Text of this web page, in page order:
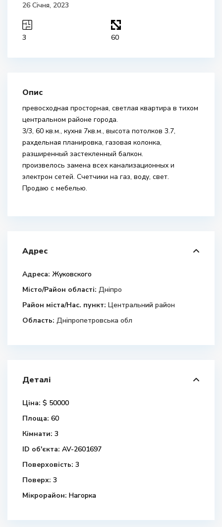
26 Січня, 2023
3 60
Опис
превосходная просторная, светлая квартира в тихом
центральном районе города.
3/3, 60 кв.м., кухня 7кв.м., высота потолков 3.7,
рахдельная планировка, газовая колонка,
разширенный застекленный балкон.
произвелось замена всех канализационных и
электрон сетей. Счетчики на газ, воду, свет.
Продаю с мебелью.
Адрес
Адреса: Жуковского
Місто/Район області: Дніпро
Район міста/Нас. пункт: Центральний район
Область: Дніпропетровська обл
Деталі
Ціна: $ 50000
Площа: 60
Кімнати: 3
ID об'єкта: AV-2601697
Поверховість: 3
Поверх: 3
Мікрорайон: Нагорка